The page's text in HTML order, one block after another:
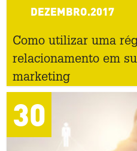
DEZEMBRO.2017
Como utilizar uma
relacionamento em
marketing
30